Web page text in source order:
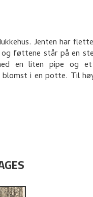
Jenten har
føttene står på en
en liten pipe og
i en potte. Til